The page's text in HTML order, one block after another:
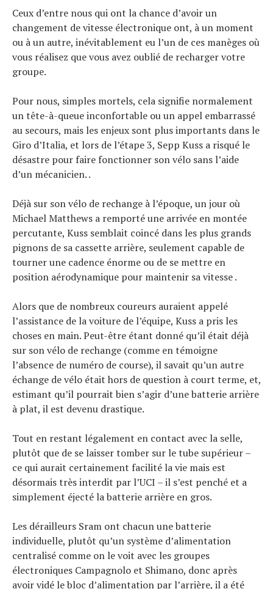
Ceux d’entre nous qui ont la chance d’avoir un
changement de vitesse électronique ont, à un moment
ou à un autre, inévitablement eu l’un de ces manèges où
vous réalisez que vous avez oublié de recharger votre
groupe.
Pour nous, simples mortels, cela signifie normalement
un tête-à-queue inconfortable ou un appel embarrassé
au secours, mais les enjeux sont plus importants dans le
Giro d’Italia, et lors de l’étape 3, Sepp Kuss a risqué le
désastre pour faire fonctionner son vélo sans l’aide
d’un mécanicien. .
Déjà sur son vélo de rechange à l’époque, un jour où
Michael Matthews a remporté une arrivée en montée
percutante, Kuss semblait coincé dans les plus grands
pignons de sa cassette arrière, seulement capable de
tourner une cadence énorme ou de se mettre en
position aérodynamique pour maintenir sa vitesse .
Alors que de nombreux coureurs auraient appelé
l’assistance de la voiture de l’équipe, Kuss a pris les
choses en main. Peut-être étant donné qu’il était déjà
sur son vélo de rechange (comme en témoigne
l’absence de numéro de course), il savait qu’un autre
échange de vélo était hors de question à court terme, et,
estimant qu’il pourrait bien s’agir d’une batterie arrière
à plat, il est devenu drastique.
Tout en restant légalement en contact avec la selle,
plutôt que de se laisser tomber sur le tube supérieur –
ce qui aurait certainement facilité la vie mais est
désormais très interdit par l’UCI – il s’est penché et a
simplement éjecté la batterie arrière en gros.
Les dérailleurs Sram ont chacun une batterie
individuelle, plutôt qu’un système d’alimentation
centralisé comme on le voit avec les groupes
électroniques Campagnolo et Shimano, donc après
avoir vidé le bloc d’alimentation par l’arrière, il a été
Tous nos articles
À propos